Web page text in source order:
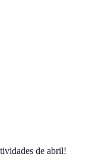
de abril!